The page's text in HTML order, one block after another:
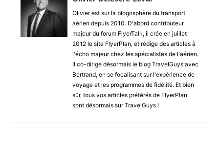
Olivier est sur la blogosphère du transport
aérien depuis 2010. D'abord contributeur
majeur du forum FlyerTalk, il crée en juillet
2012 le site FlyerPlan, et rédige des articles à
l'écho majeur chez les spécialistes de l'aérien.
Il co-dirige désormais le blog TravelGuys avec
Bertrand, en se focalisant sur l'expérience de
voyage et les programmes de fidélité. Et bien
sûr, tous vos articles préférés de FlyerPlan
sont désormais sur TravelGuys !